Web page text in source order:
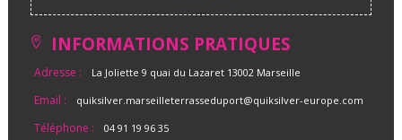
INFORMATIONS PRATIQUES
Adresse : La Joliette 9 quai du Lazaret 13002 Marseille
Email : quiksilver.marseilleterrasseduport@quiksilver-europe.com
Téléphone : 04 91 19 96 35